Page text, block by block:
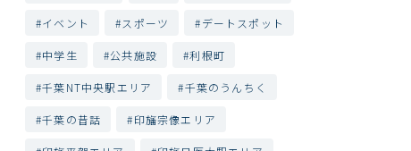
イベント スポーツ デートスポット
中学生 公共施設 利根町
千葉NT中央駅エリア 千葉のうんちく
千葉の昔話 印旛宗像エリア